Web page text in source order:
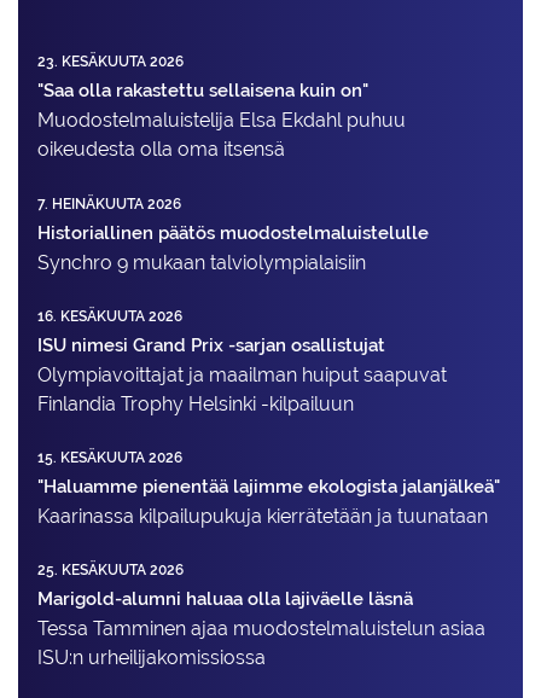
23. KESÄKUUTA 2026
"Saa olla rakastettu sellaisena kuin on"
Muodostelma­luistelija Elsa Ekdahl puhuu
oikeudesta olla oma itsensä
7. HEINÄKUUTA 2026
Historiallinen päätös muodostelmaluistelulle
Synchro 9 mukaan talviolympialaisiin
16. KESÄKUUTA 2026
ISU nimesi Grand Prix -sarjan osallistujat
Olympiavoittajat ja maailman huiput saapuvat
Finlandia Trophy Helsinki -kilpailuun
15. KESÄKUUTA 2026
"Haluamme pienentää lajimme ekologista jalanjälkeä"
Kaarinassa kilpailupukuja kierrätetään ja tuunataan
25. KESÄKUUTA 2026
Marigold-alumni haluaa olla lajiväelle läsnä
Tessa Tamminen ajaa muodostelma­luistelun asiaa
ISU:n urheilija­komissiossa